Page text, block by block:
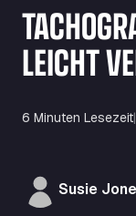
LEICHT
6 Minuten Lesezeit|
Susie